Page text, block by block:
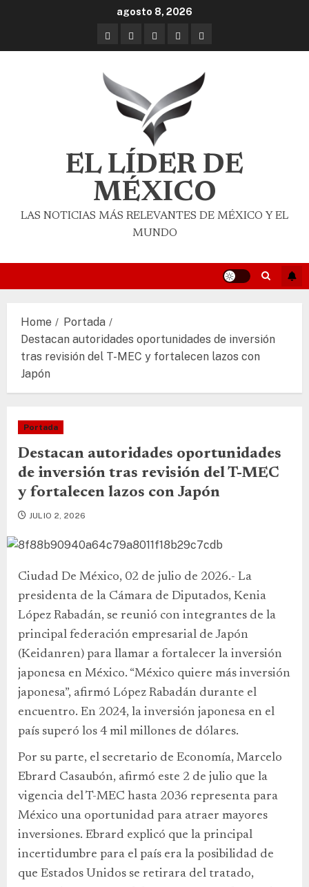
agosto 8, 2026
EL LÍDER DE
MÉXICO
LAS NOTICIAS MÁS RELEVANTES DE MÉXICO Y EL
MUNDO
Home
Portada
Destacan autoridades oportunidades de inversión
tras revisión del T-MEC y fortalecen lazos con
Japón
Portada
Destacan autoridades oportunidades
de inversión tras revisión del T-MEC
y fortalecen lazos con Japón
JULIO 2, 2026
Ciudad De México, 02 de julio de 2026.- La
presidenta de la Cámara de Diputados, Kenia
López Rabadán, se reunió con integrantes de la
principal federación empresarial de Japón
(Keidanren) para llamar a fortalecer la inversión
japonesa en México. “México quiere más inversión
japonesa”, afirmó López Rabadán durante el
encuentro. En 2024, la inversión japonesa en el
país superó los 4 mil millones de dólares.
Por su parte, el secretario de Economía, Marcelo
Ebrard Casaubón, afirmó este 2 de julio que la
vigencia del T-MEC hasta 2036 representa para
México una oportunidad para atraer mayores
inversiones. Ebrard explicó que la principal
incertidumbre para el país era la posibilidad de
que Estados Unidos se retirara del tratado,